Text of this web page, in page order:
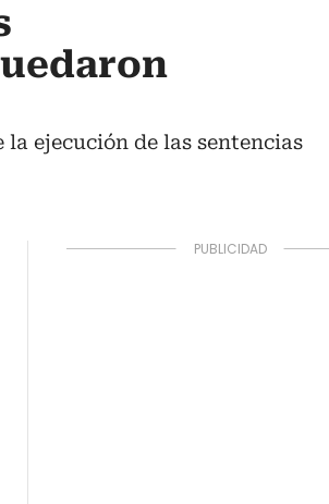
ejecución de las sentencias